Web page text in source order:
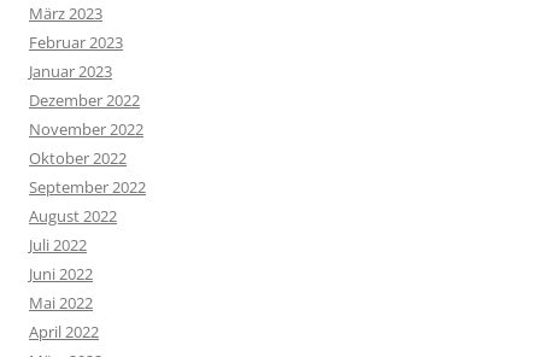
März 2023
Februar 2023
Januar 2023
Dezember 2022
November 2022
Oktober 2022
September 2022
August 2022
Juli 2022
Juni 2022
Mai 2022
April 2022